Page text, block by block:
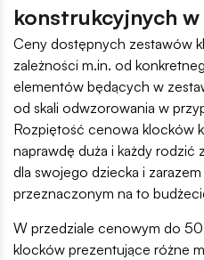
konstrukcyjnych w
Ceny dostępnych zestawów
zależności m.in. od
elementów będących w
od skali odwzorowania w
Rozpiętość cenowa klocków
naprawdę duża i każdy
dla swojego dziecka i
przeznaczonym na to
W przedziale cenowym do 50
klocków prezentujące różne